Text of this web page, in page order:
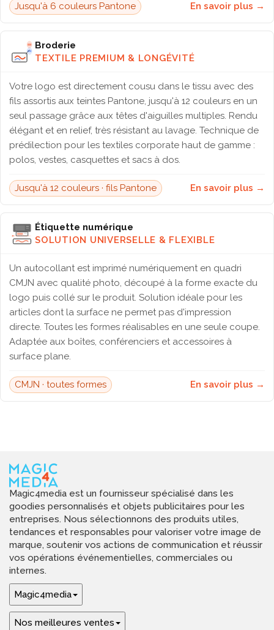
Jusqu'à 6 couleurs Pantone En savoir plus →
Broderie
TEXTILE PREMIUM & LONGÉVITÉ
Votre logo est directement cousu dans le tissu avec des
fils assortis aux teintes Pantone, jusqu'à 12 couleurs en un
seul passage grâce aux têtes d'aiguilles multiples. Rendu
élégant et en relief, très résistant au lavage. Technique de
prédilection pour les textiles corporate haut de gamme :
polos, vestes, casquettes et sacs à dos.
Jusqu'à 12 couleurs · fils Pantone En savoir plus →
Étiquette numérique
SOLUTION UNIVERSELLE & FLEXIBLE
Un autocollant est imprimé numériquement en quadri
CMJN avec qualité photo, découpé à la forme exacte du
logo puis collé sur le produit. Solution idéale pour les
articles dont la surface ne permet pas d'impression
directe. Toutes les formes réalisables en une seule coupe.
Adaptée aux boîtes, conférenciers et accessoires à
surface plane.
CMJN · toutes formes En savoir plus →
Magic4media est un fournisseur spécialisé dans les
goodies personnalisés et objets publicitaires pour les
entreprises. Nous sélectionnons des produits utiles,
tendances et responsables pour valoriser votre image de
marque, soutenir vos actions de communication et réussir
vos opérations événementielles, commerciales ou
internes.
Magic4media
Nos meilleures ventes